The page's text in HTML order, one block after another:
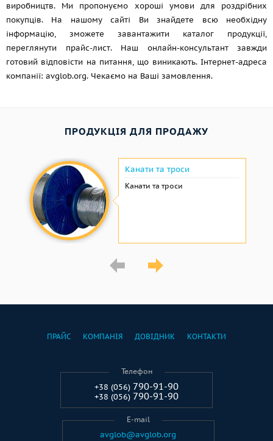
виробництв. Ми пропонуємо хороші умови для роздрібних
покупців. На нашому сайті Ви знайдете всю необхідну
інформацію, зможете завантажити каталог продукції,
переглянути прайс-лист. Наш онлайн-консультант завжди
готовий відповісти на питання, що виникають. Інтернет-адреса
компанії: avglob.org. Чекаємо на Ваші замовлення.
ПРОДУКЦІЯ ДЛЯ ПРОДАЖУ
Канати та троси
Канати та троси
ПРАЙС КОМПАНІЯ ДОВІДНИК КОНТАКТИ
Телефон
+38 (056) 790-91-90
+38 (056) 790-91-90
E-mail
avglob@avglob.org